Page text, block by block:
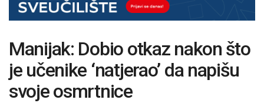
Manijak: Dobio otkaz nakon što
je učenike ‘natjerao’ da napišu
svoje osmrtnice